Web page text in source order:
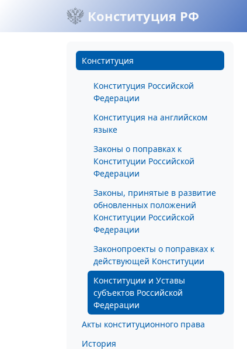
Конституция РФ
Конституция
Конституция Российской
Федерации
Конституция на английском
языке
Законы о поправках к
Конституции Российской
Федерации
Законы, принятые в развитие
обновленных положений
Конституции Российской
Федерации
Законопроекты о поправках к
действующей Конституции
Конституции и Уставы
субъектов Российской
Федерации
Акты конституционного права
История